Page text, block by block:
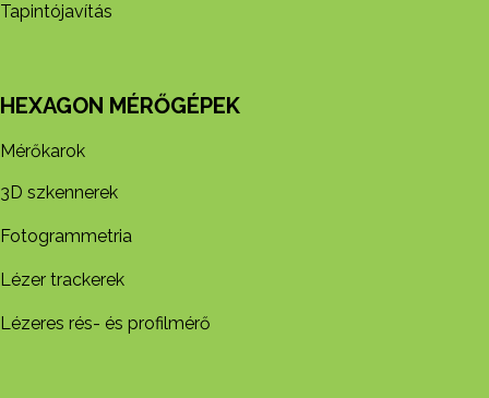
Tapintójavítás
HEXAGON MÉRŐGÉPEK
Mérőkarok
3D szkennerek
Fotogrammetria
Lézer trackerek
Lézeres rés- és profilmérő